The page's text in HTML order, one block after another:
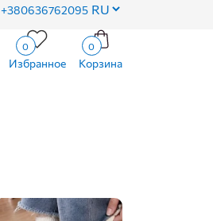
+380636762095
0
Избранное
0
Корзина